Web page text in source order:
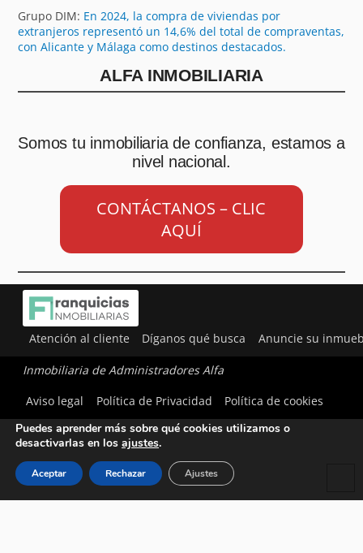
Grupo DIM: En 2024, la compra de viviendas por
extranjeros representó un 14,6% del total de compraventas,
con Alicante y Málaga como destinos destacados.
ALFA INMOBILIARIA
Somos tu inmobiliaria de confianza, estamos a
nivel nacional.
CONTÁCTANOS – CLIC
AQUÍ
Atención al cliente Díganos qué busca Anuncie su
Inmobiliaria de Administradores Alfa
Aviso legal
Política de Privacidad Política de cookies
Utilizamos cookies para ofrecerte la mejor experiencia en
Puedes aprender más sobre qué cookies utilizamos o
desactivarlas en los ajustes.
Aceptar Rechazar Ajustes